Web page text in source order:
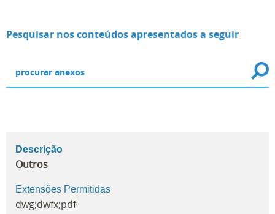
Pesquisar nos conteúdos apresentados a seguir
Descrição
Outros
Extensões Permitidas
dwg;dwfx;pdf